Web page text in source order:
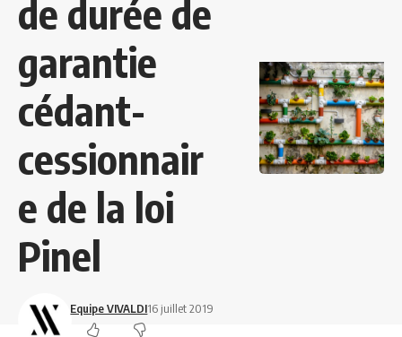
de durée de
garantie
cédant-
cessionnair
e de la loi
Pinel
Equipe VIVALDI16 juillet 2019